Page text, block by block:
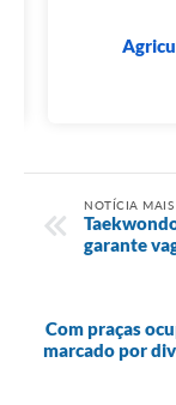
NOTÍCIA MAIS
garante
Com praças
marcado por